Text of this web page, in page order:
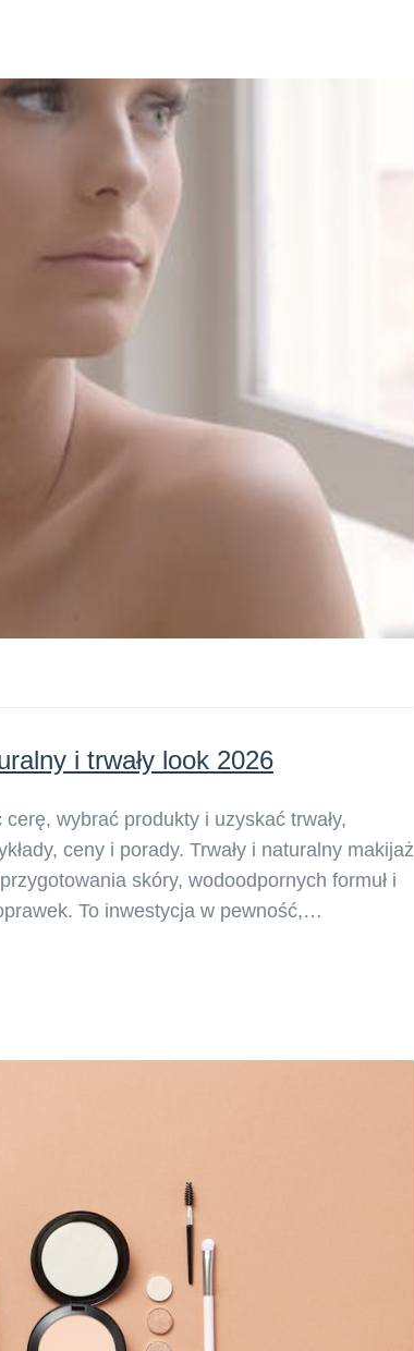
i trwały look 2026
wybrać produkty i uzyskać trwały,
ceny i porady. Trwały i naturalny makijaż
skóry, wodoodpornych formuł i
To inwestycja w pewność,…